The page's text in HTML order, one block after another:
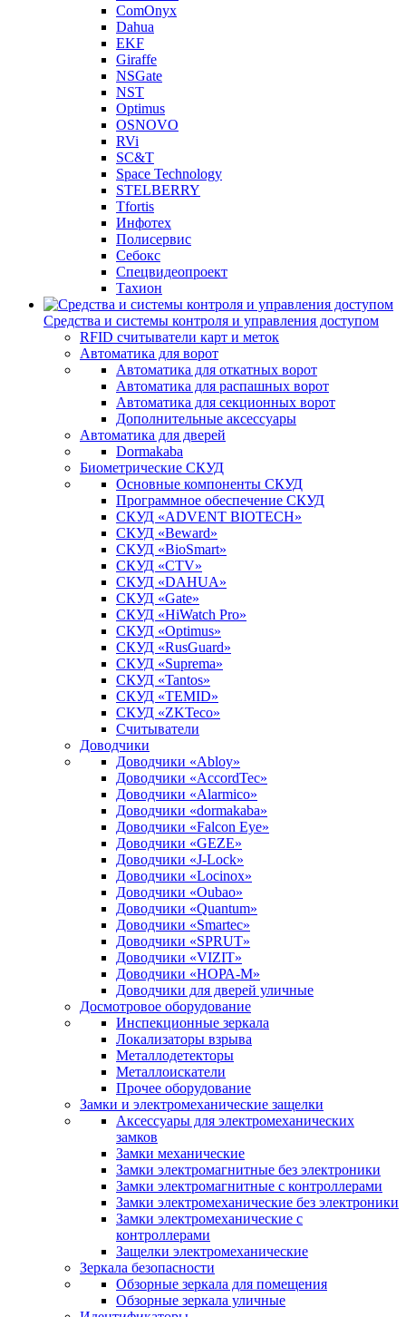
ComOnyx
Dahua
EKF
Giraffe
NSGate
NST
Optimus
OSNOVO
RVi
SC&T
Space Technology
STELBERRY
Tfortis
Инфотех
Полисервис
Себокс
Спецвидеопроект
Тахион
Средства и системы контроля и управления доступом
RFID считыватели карт и меток
Автоматика для ворот
Автоматика для откатных ворот
Автоматика для распашных ворот
Автоматика для секционных ворот
Дополнительные аксессуары
Автоматика для дверей
Dormakaba
Биометрические СКУД
Основные компоненты СКУД
Программное обеспечение СКУД
СКУД «ADVENT BIOTECH»
СКУД «Beward»
СКУД «BioSmart»
СКУД «CTV»
СКУД «DAHUA»
СКУД «Gate»
СКУД «HiWatch Pro»
СКУД «Optimus»
СКУД «RusGuard»
СКУД «Suprema»
СКУД «Tantos»
СКУД «TEMID»
СКУД «ZKTeco»
Считыватели
Доводчики
Доводчики «Abloy»
Доводчики «AccordTec»
Доводчики «Alarmico»
Доводчики «dormakaba»
Доводчики «Falcon Eye»
Доводчики «GEZE»
Доводчики «J-Lock»
Доводчики «Locinox»
Доводчики «Oubao»
Доводчики «Quantum»
Доводчики «Smartec»
Доводчики «SPRUT»
Доводчики «VIZIT»
Доводчики «НОРА-М»
Доводчики для дверей уличные
Досмотровое оборудование
Инспекционные зеркала
Локализаторы взрыва
Металлодетекторы
Металлоискатели
Прочее оборудование
Замки и электромеханические защелки
Аксессуары для электромеханических
замков
Замки механические
Замки электромагнитные без электроники
Замки электромагнитные с контроллерами
Замки электромеханические без электроники
Замки электромеханические с
контроллерами
Защелки электромеханические
Зеркала безопасности
Обзорные зеркала для помещения
Обзорные зеркала уличные